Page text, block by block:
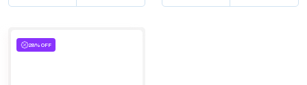
28% OFF